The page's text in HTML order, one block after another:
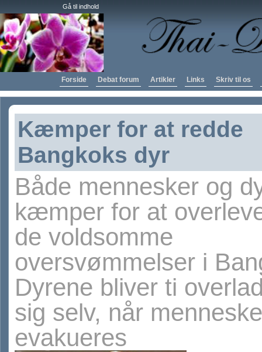
Gå til indhold
Forside Debat forum Artikler Links Skriv til os
Kæmper for at redde
Bangkoks dyr
Både mennesker og
kæmper for at
de voldsomme
oversvømmelser i
Dyrene bliver ti
sig selv, når
evakueres